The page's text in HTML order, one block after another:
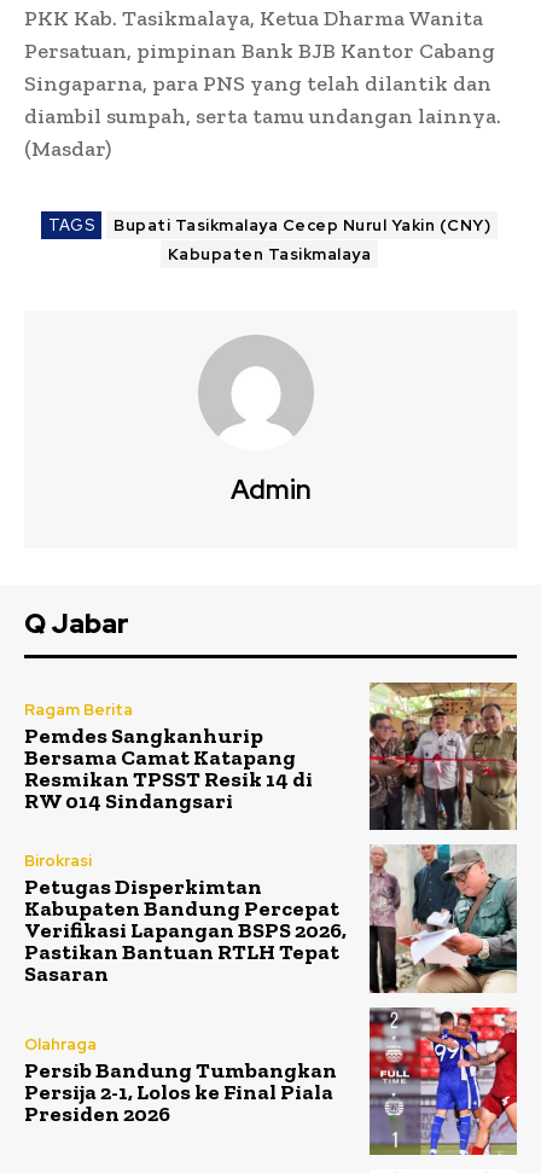
PKK Kab. Tasikmalaya, Ketua Dharma Wanita
Persatuan, pimpinan Bank BJB Kantor Cabang
Singaparna, para PNS yang telah dilantik dan
diambil sumpah, serta tamu undangan lainnya.
(Masdar)
TAGS
Bupati Tasikmalaya Cecep Nurul Yakin (CNY)
Kabupaten Tasikmalaya
Admin
Q Jabar
Ragam Berita
Pemdes Sangkanhurip
Bersama Camat Katapang
Resmikan TPSST Resik 14 di
RW 014 Sindangsari
Birokrasi
Petugas Disperkimtan
Kabupaten Bandung Percepat
Verifikasi Lapangan BSPS 2026,
Pastikan Bantuan RTLH Tepat
Sasaran
Olahraga
Persib Bandung Tumbangkan
Persija 2-1, Lolos ke Final Piala
Presiden 2026